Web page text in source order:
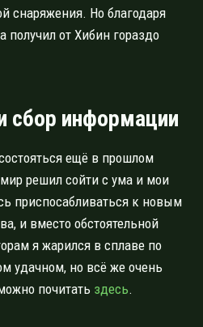
снаряжения. Но благодаря
получил от Хибин гораздо
сбор информации
ещё в прошлом
решил сойти с ума и мои
приспосабливаться к новым
и вместо обстоятельной
я жарился в сплаве по
удачном, но всё же очень
почитать здесь.